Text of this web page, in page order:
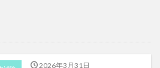
2026年3月31日